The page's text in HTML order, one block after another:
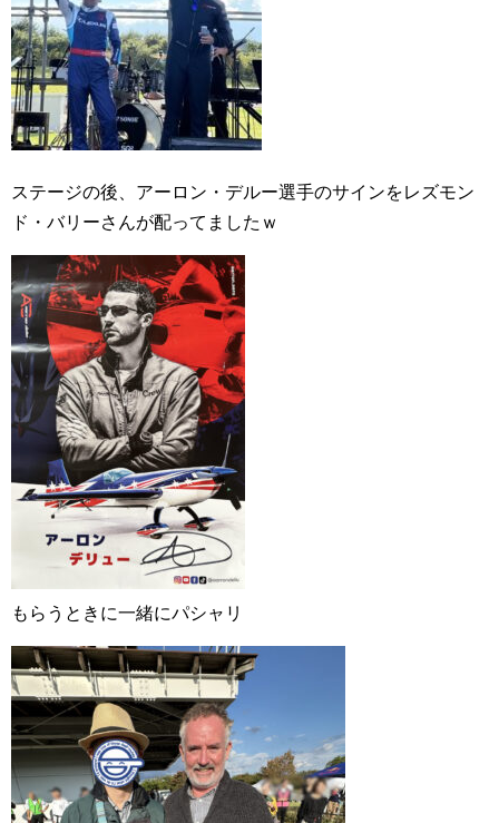
ステージの後、アーロン・デルー選手のサインをレズモン
ド・バリーさんが配ってましたｗ
もらうときに一緒にパシャリ